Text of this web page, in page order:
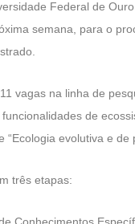
Federal de
semana, para o
vagas na linha de
de
“Ecologia evolutiva e de
três etapas: